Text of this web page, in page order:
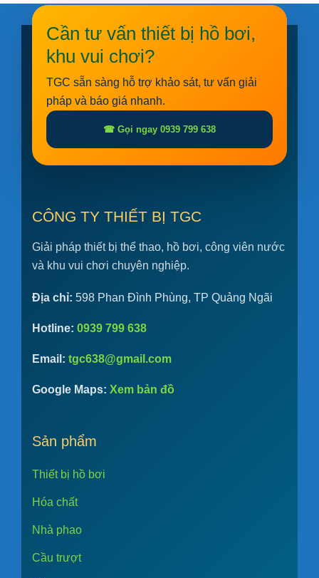
Cần tư vấn thiết bị hồ bơi,
khu vui chơi?
TGC sẵn sàng hỗ trợ khảo sát, tư vấn giải
pháp và báo giá nhanh.
☎ Gọi ngay 0939 799 638
CÔNG TY THIẾT BỊ TGC
Giải pháp thiết bị thể thao, hồ bơi, công viên nước
và khu vui chơi chuyên nghiệp.
Địa chỉ: 598 Phan Đình Phùng, TP Quảng Ngãi
Hotline: 0939 799 638
Email: tgc638@gmail.com
Google Maps: Xem bản đồ
Sản phẩm
Thiết bị hồ bơi
Hóa chất
Nhà phao
Cầu trượt